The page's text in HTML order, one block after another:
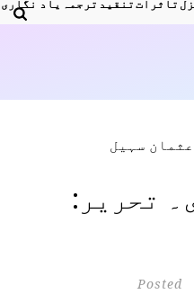
یاد نگاری ترجمہ تنقید تاثرات
تحریر: